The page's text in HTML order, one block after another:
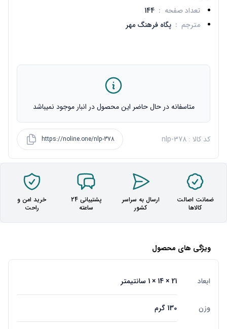
تعداد صفحه :
144
مترجم : پگاه فرهنگ مهر
متاسفانه در حال حاضر این محصول در انبار موجود نمیباشد
کد کالا : nlp-378 https://noline.one/nlp-378
ضمانت اصالت
کالاها
ارسال به سراسر
کشور
پشتیبانی 24
ساعته
خرید امن و
راحت
ویژگی های محصول
ابعاد 21 × 14 × 1 سانتیمتر
وزن 130 گرم